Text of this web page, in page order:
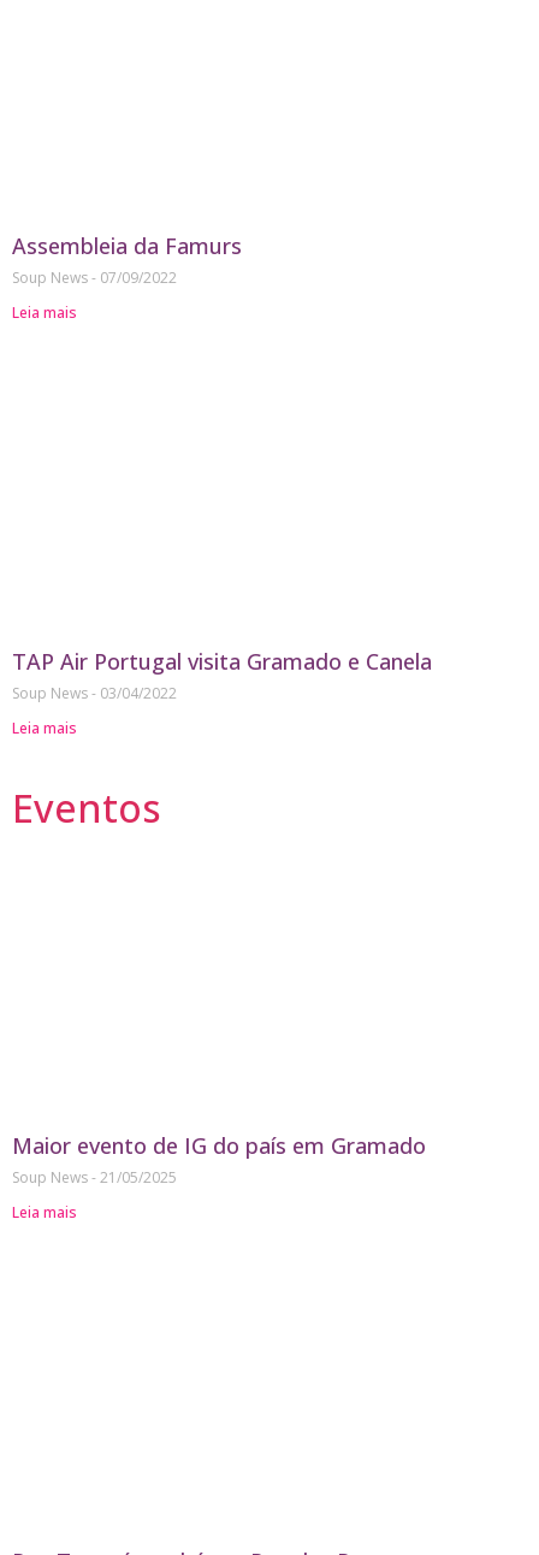
Assembleia da Famurs
Soup News
07/09/2022
Leia mais
TAP Air Portugal visita Gramado e Canela
Soup News
03/04/2022
Leia mais
Eventos
Maior evento de IG do país em Gramado
Soup News 21/05/2025
Leia mais